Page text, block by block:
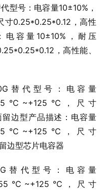
替代型号：电容量
留边型产品描述：电容量
-55℃~+125℃，尺寸
留边型
型号：电容量10±10%，
电容量10±10%，耐压
，高性能、